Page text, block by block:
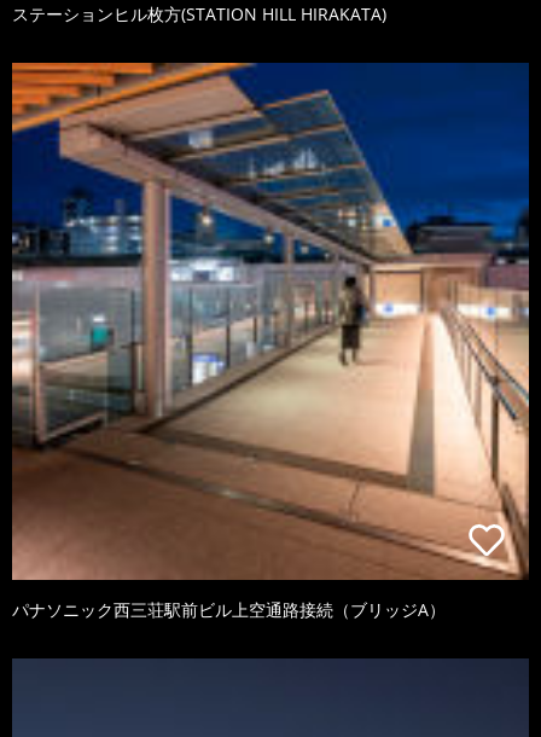
ステーションヒル枚方(STATION HILL HIRAKATA)
パナソニック西三荘駅前ビル上空通路接続（ブリッジA）